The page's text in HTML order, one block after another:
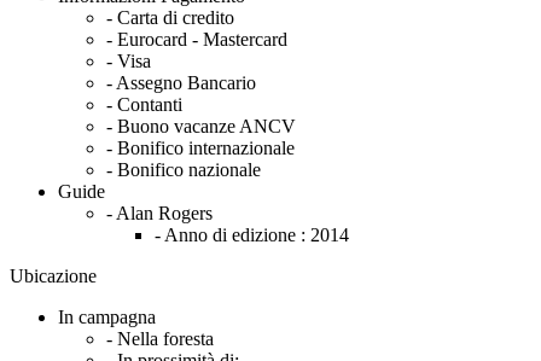
- Carta di credito
- Eurocard - Mastercard
- Visa
- Assegno Bancario
- Contanti
- Buono vacanze ANCV
- Bonifico internazionale
- Bonifico nazionale
Guide
- Alan Rogers
- Anno di edizione : 2014
Ubicazione
In campagna
- Nella foresta